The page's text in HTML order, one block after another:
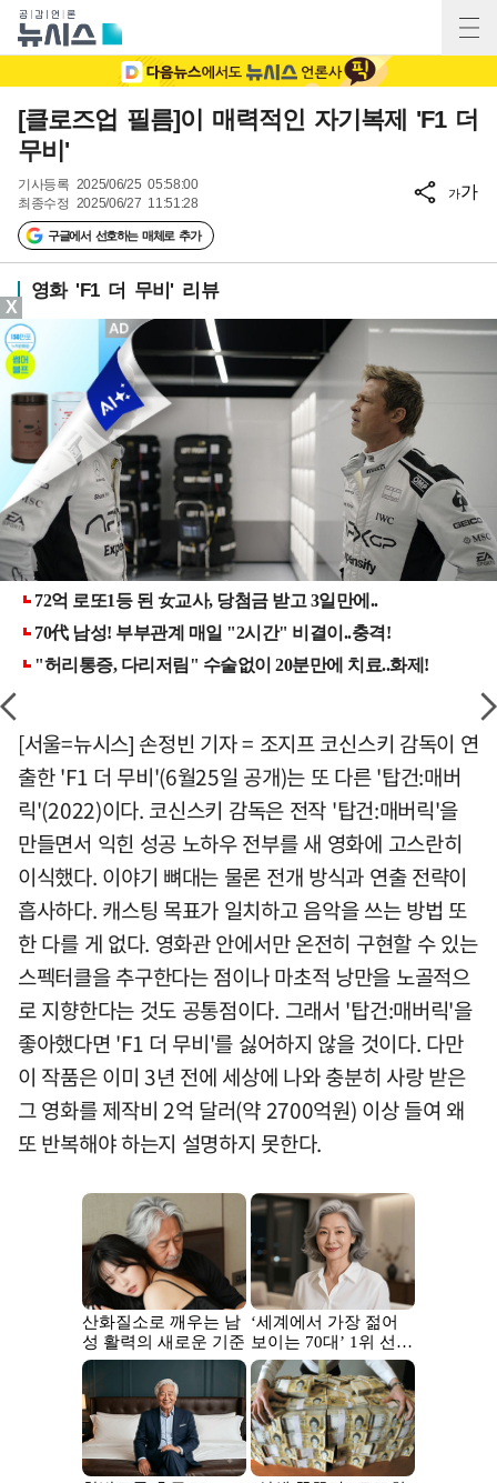
[클로즈업 필름]이 매력적인 자기복제 'F1 더
무비'
기사등록 2025/06/25 05:58:00
최종수정 2025/06/27 11:51:28
구글에서 선호하는 매체로 추가
가가
영화 'F1 더 무비' 리뷰
[서울=뉴시스] 손정빈 기자 = 조지프 코신스키 감독이 연
출한 'F1 더 무비'(6월25일 공개)는 또 다른 '탑건:매버
릭'(2022)이다. 코신스키 감독은 전작 '탑건:매버릭'을
만들면서 익힌 성공 노하우 전부를 새 영화에 고스란히
이식했다. 이야기 뼈대는 물론 전개 방식과 연출 전략이
흡사하다. 캐스팅 목표가 일치하고 음악을 쓰는 방법 또
한 다를 게 없다. 영화관 안에서만 온전히 구현할 수 있는
스펙터클을 추구한다는 점이나 마초적 낭만을 노골적으
로 지향한다는 것도 공통점이다. 그래서 '탑건:매버릭'을
좋아했다면 'F1 더 무비'를 싫어하지 않을 것이다. 다만
이 작품은 이미 3년 전에 세상에 나와 충분히 사랑 받은
그 영화를 제작비 2억 달러(약 2700억원) 이상 들여 왜
또 반복해야 하는지 설명하지 못한다.
X